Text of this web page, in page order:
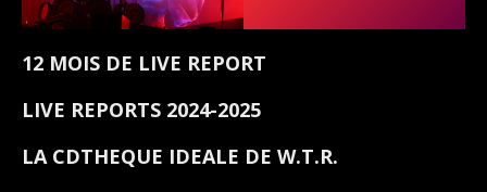
12 MOIS DE LIVE REPORT
LIVE REPORTS 2024-2025
LA CDTHEQUE IDEALE DE W.T.R.